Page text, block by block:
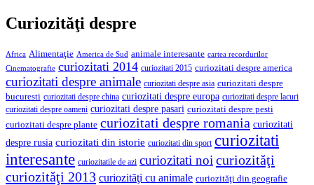
Curiozităţi despre
Africa Alimentaţie America de Sud animale interesante cartea recordurilor
Cinematografie curiozitati 2014 curiozitati 2015 curiozitati despre america
curiozitati despre animale curiozitati despre asia curiozitati despre
bucuresti curiozitati despre china curiozitati despre europa curiozitati despre lacuri
curiozitati despre oameni curiozitati despre pasari curiozitati despre pesti
curiozitati despre plante curiozitati despre romania curiozitati
despre rusia curiozitati din istorie curiozitati din sport curiozitati
interesante curiozitatile de azi curiozitati noi curiozităţi
curiozităţi 2013 curiozităţi cu animale curiozităţi din geografie